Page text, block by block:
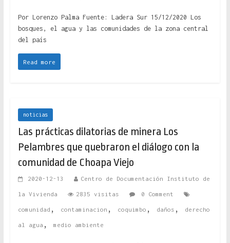
Por Lorenzo Palma Fuente: Ladera Sur 15/12/2020 Los
bosques, el agua y las comunidades de la zona central
del país
Read more
noticias
Las prácticas dilatorias de minera Los
Pelambres que quebraron el diálogo con la
comunidad de Choapa Viejo
2020-12-13 Centro de Documentación Instituto de
la Vivienda 2835 visitas 0 Comment
comunidad , contaminacion , coquimbo , daños , derecho
al agua , medio ambiente